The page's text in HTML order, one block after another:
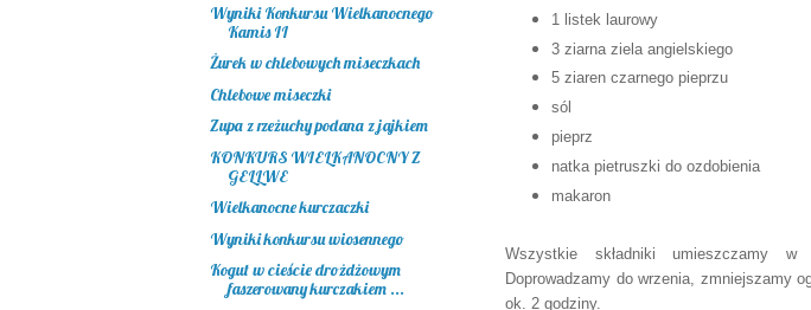
1 listek laurowy
3 ziarna ziela angielskiego
5 ziaren czarnego pieprzu
sól
pieprz
natka pietruszki do ozdobienia
makaron
Wszystkie składniki umieszczamy
Doprowadzamy do wrzenia, zmniejszamy
ok. 2 godziny.
Wyniki Konkursu Wielkanocnego
Kamis II
Żurek w chlebowych miseczkach
Chlebowe miseczki
Zupa z rzeżuchy podana z jajkiem
KONKURS WIELKANOCNY Z
GELLWE
Wielkanocne kurczaczki
Wyniki konkursu wiosennego
Kogut w cieście drożdżowym
faszerowany kurczakiem ...